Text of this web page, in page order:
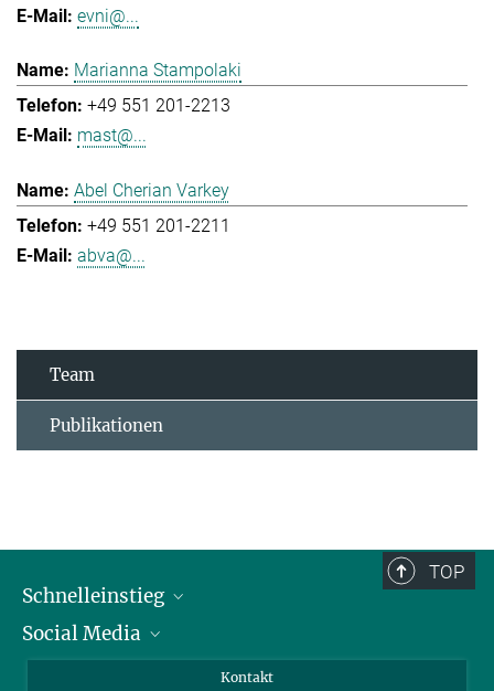
evni@...
Marianna Stampolaki
+49 551 201-2213
mast@...
Abel Cherian Varkey
+49 551 201-2211
abva@...
Team
Publikationen
TOP
Schnelleinstieg
Alumni
Social Media
Kontakt